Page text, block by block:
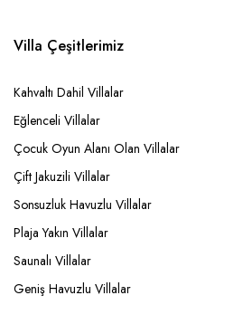
Villa Çeşitlerimiz
Kahvaltı Dahil Villalar
Eğlenceli Villalar
Çocuk Oyun Alanı Olan Villalar
Çift Jakuzili Villalar
Sonsuzluk Havuzlu Villalar
Plaja Yakın Villalar
Saunalı Villalar
Geniş Havuzlu Villalar